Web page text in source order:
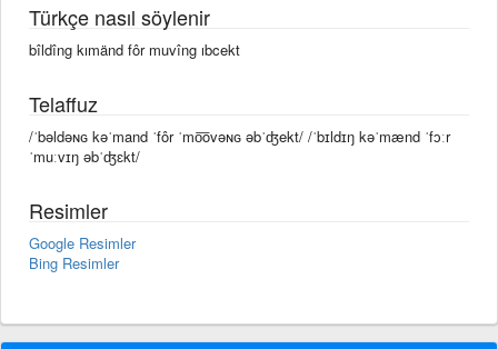
Türkçe nasıl söylenir
bîldîng kımänd fôr muvîng ıbcekt
Telaffuz
/ˈbəldəɴɢ kəˈmand ˈfôr ˈmo͞ovəɴɢ əbˈʤekt/ /ˈbɪldɪŋ kəˈmænd ˈfɔːr
ˈmuːvɪŋ əbˈʤɛkt/
Resimler
Google Resimler
Bing Resimler